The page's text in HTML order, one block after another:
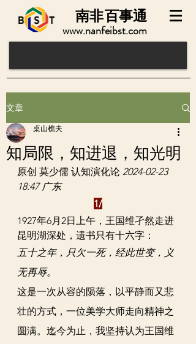
www.nanfeibst.com
百事通
南非
文章
知局限，知进退，知光明
桌山樵夫
原创 莫少儒 认知演化论 2024-02-23
18:47 广东
1/
1927年6月2日上午，王国维孑然走进
昆明湖深处，遗书只有十六字：
五十之年，只欠一死，经此世变，义
无再辱。
这是一次从容的陨落，以平静而又悲
壮的方式，一位美学大师走向精神之
圆满。迄今为止，我坚持认为王国维